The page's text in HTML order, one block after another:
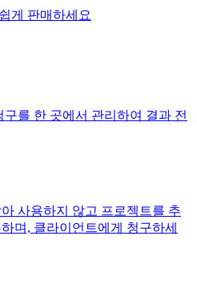
게 판매하세요
를 한 곳에서 관리하여 결과 전
사용하지 않고 프로젝트를 추
며, 클라이언트에게 청구하세